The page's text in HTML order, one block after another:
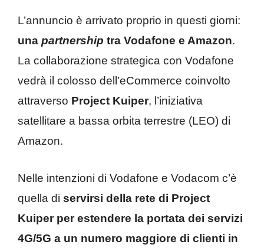
L’annuncio è arrivato proprio in questi giorni:
una partnership tra Vodafone e Amazon.
La collaborazione strategica con Vodafone
vedrà il colosso dell’eCommerce coinvolto
attraverso Project Kuiper, l’iniziativa
satellitare a bassa orbita terrestre (LEO) di
Amazon.
Nelle intenzioni di Vodafone e Vodacom c’è
quella di servirsi della rete di Project
Kuiper per estendere la portata dei servizi
4G/5G a un numero maggiore di clienti in